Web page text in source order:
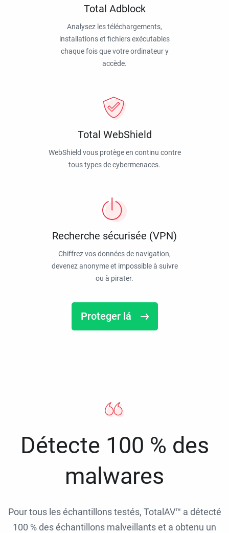
Total Adblock
Analysez les téléchargements,
installations et fichiers exécutables
chaque fois que votre ordinateur y
accède.
Total WebShield
WebShield vous protège en continu contre
tous types de cybermenaces.
Recherche sécurisée (VPN)
Chiffrez vos données de navigation,
devenez anonyme et impossible à suivre
ou à pirater.
Proteger lá
Détecte 100 % des
malwares
Pour tous les échantillons testés, TotalAV™ a détecté
100 % des échantillons malveillants et a obtenu un